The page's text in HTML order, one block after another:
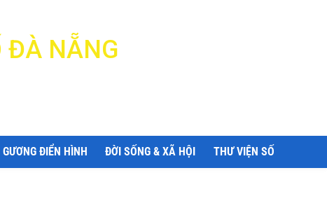
ĐÀ NẴNG
GƯƠNG ĐIỂN HÌNH ĐỜI SỐNG & XÃ HỘI THƯ VIỆN SỐ